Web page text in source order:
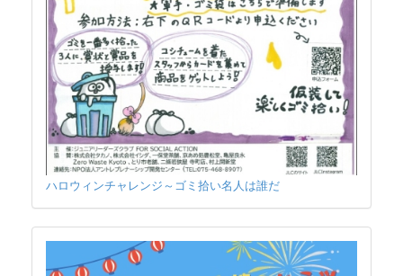
ハロウィンチャレンジ～ゴミ拾い名人は誰だ